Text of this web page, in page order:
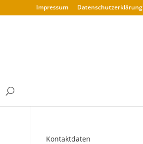
Impressum Datenschutz­erklärung
Kontaktdaten